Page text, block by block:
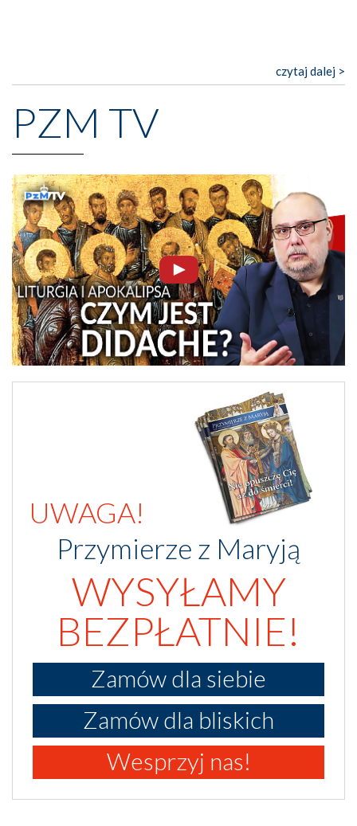
czytaj dalej >
PZM TV
UWAGA!
Przymierze z Maryją
WYSYŁAMY
BEZPŁATNIE!
Zamów dla siebie
Zamów dla bliskich
Wesprzyj nas!